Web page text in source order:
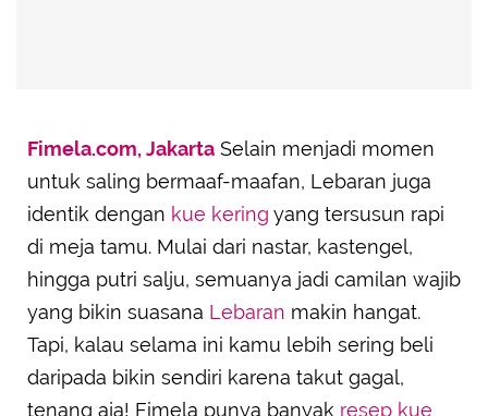
Fimela.com, Jakarta Selain menjadi momen
untuk saling bermaaf-maafan, Lebaran juga
identik dengan kue kering yang tersusun rapi
di meja tamu. Mulai dari nastar, kastengel,
hingga putri salju, semuanya jadi camilan wajib
yang bikin suasana Lebaran makin hangat.
Tapi, kalau selama ini kamu lebih sering beli
daripada bikin sendiri karena takut gagal,
tenang aja! Fimela punya banyak resep kue